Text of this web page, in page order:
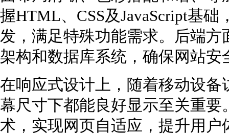
握HTML、CSS及JavaScript基
发，满足特殊功能需求。后端
架构和数据库系统，确保网站安
在响应式设计上，随着移动设
幕尺寸下都能良好显示至关重
术，实现网页自适应，提升用户